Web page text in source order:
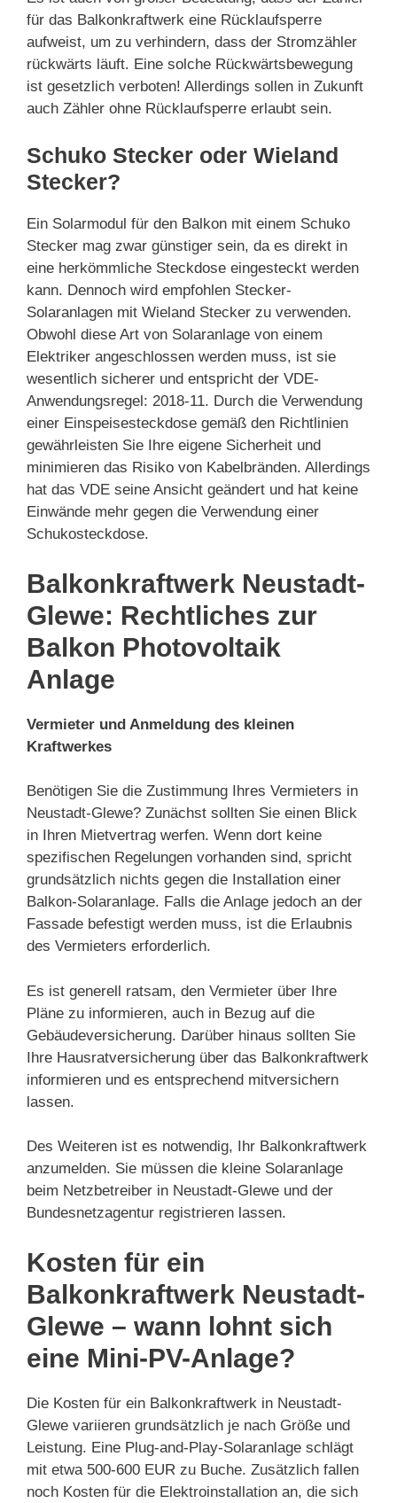
für das Balkonkraftwerk eine Rücklaufsperre
aufweist, um zu verhindern, dass der Stromzähler
rückwärts läuft. Eine solche Rückwärtsbewegung
ist gesetzlich verboten! Allerdings sollen in Zukunft
auch Zähler ohne Rücklaufsperre erlaubt sein.
Schuko Stecker oder Wieland
Stecker?
Ein Solarmodul für den Balkon mit einem Schuko
Stecker mag zwar günstiger sein, da es direkt in
eine herkömmliche Steckdose eingesteckt werden
kann. Dennoch wird empfohlen Stecker-
Solaranlagen mit Wieland Stecker zu verwenden.
Obwohl diese Art von Solaranlage von einem
Elektriker angeschlossen werden muss, ist sie
wesentlich sicherer und entspricht der VDE-
Anwendungsregel: 2018-11. Durch die Verwendung
einer Einspeisesteckdose gemäß den Richtlinien
gewährleisten Sie Ihre eigene Sicherheit und
minimieren das Risiko von Kabelbränden. Allerdings
hat das VDE seine Ansicht geändert und hat keine
Einwände mehr gegen die Verwendung einer
Schukosteckdose.
Balkonkraftwerk Neustadt-
Glewe: Rechtliches zur
Balkon Photovoltaik
Anlage
Vermieter und Anmeldung des kleinen
Kraftwerkes
Benötigen Sie die Zustimmung Ihres Vermieters in
Neustadt-Glewe? Zunächst sollten Sie einen Blick
in Ihren Mietvertrag werfen. Wenn dort keine
spezifischen Regelungen vorhanden sind, spricht
grundsätzlich nichts gegen die Installation einer
Balkon-Solaranlage. Falls die Anlage jedoch an der
Fassade befestigt werden muss, ist die Erlaubnis
des Vermieters erforderlich.
Es ist generell ratsam, den Vermieter über Ihre
Pläne zu informieren, auch in Bezug auf die
Gebäudeversicherung. Darüber hinaus sollten Sie
Ihre Hausratversicherung über das Balkonkraftwerk
informieren und es entsprechend mitversichern
lassen.
Des Weiteren ist es notwendig, Ihr Balkonkraftwerk
anzumelden. Sie müssen die kleine Solaranlage
beim Netzbetreiber in Neustadt-Glewe und der
Bundesnetzagentur registrieren lassen.
Kosten für ein
Balkonkraftwerk Neustadt-
Glewe – wann lohnt sich
eine Mini-PV-Anlage?
Die Kosten für ein Balkonkraftwerk in Neustadt-
Glewe variieren grundsätzlich je nach Größe und
Leistung. Eine Plug-and-Play-Solaranlage schlägt
mit etwa 500-600 EUR zu Buche. Zusätzlich fallen
noch Kosten für die Elektroinstallation an, die sich